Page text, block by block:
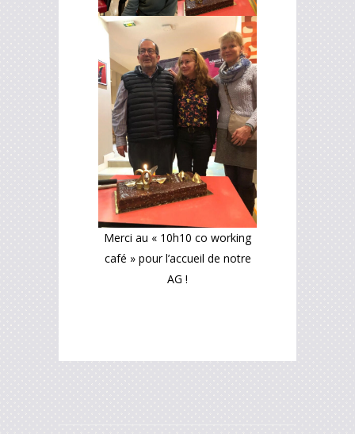
Merci au « 10h10 co working
café » pour l’accueil de notre
AG !